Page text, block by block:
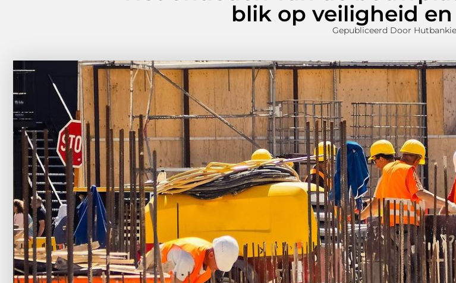
blik op veiligheid
Gepubliceerd Door